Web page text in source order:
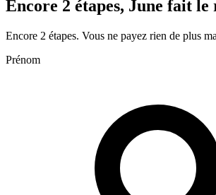
Encore 2 étapes, June fait le
Encore 2 étapes. Vous ne payez rien de plus
Prénom